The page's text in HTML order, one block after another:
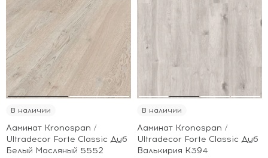
В наличии
Ламинат Kronospan /
Ultradecor Forte Classic Дуб
Белый Масляный 5552
В наличии
Ламинат Kronospan /
Ultradecor Forte Classic Дуб
Валькирия K394